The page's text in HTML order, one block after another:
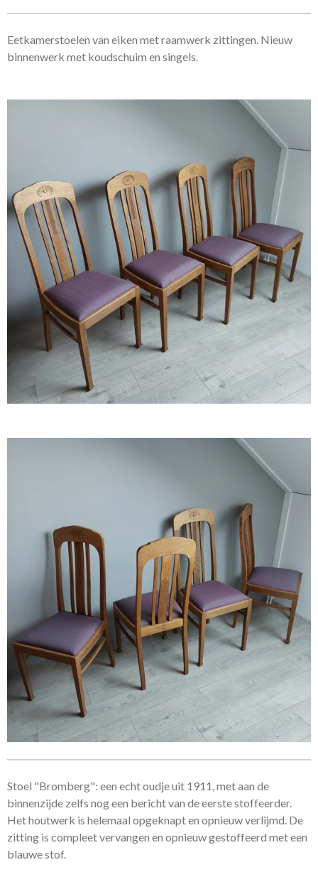
Eetkamerstoelen van eiken met raamwerk zittingen. Nieuw
binnenwerk met koudschuim en singels.
Stoel "Bromberg": een echt oudje uit 1911, met aan de
binnenzijde zelfs nog een bericht van de eerste stoffeerder.
Het houtwerk is helemaal opgeknapt en opnieuw verlijmd. De
zitting is compleet vervangen en opnieuw gestoffeerd met een
blauwe stof.